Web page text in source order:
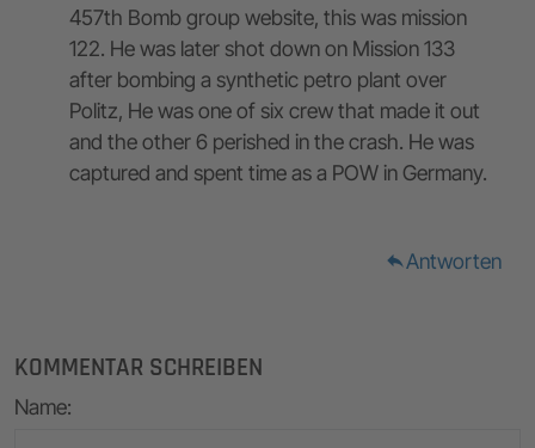
457th Bomb group website, this was mission
122. He was later shot down on Mission 133
after bombing a synthetic petro plant over
Politz, He was one of six crew that made it out
and the other 6 perished in the crash. He was
captured and spent time as a POW in Germany.
replyAntworten
KOMMENTAR SCHREIBEN
Name: